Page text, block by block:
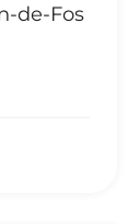
de-Fos